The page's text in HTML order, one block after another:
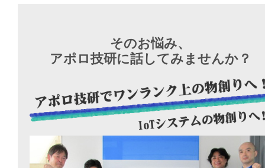
そのお悩み、
アポロ技研に話してみませんか？